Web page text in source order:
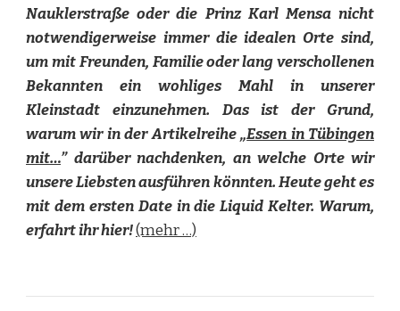
Nauklerstraße oder die Prinz Karl Mensa nicht
notwendigerweise immer die idealen Orte sind,
um mit Freunden, Familie oder lang verschollenen
Bekannten ein wohliges Mahl in unserer
Kleinstadt einzunehmen. Das ist der Grund,
warum wir in der Artikelreihe „Essen in Tübingen
mit…” darüber nachdenken, an welche Orte wir
unsere Liebsten ausführen könnten. Heute geht es
mit dem ersten Date in die Liquid Kelter. Warum,
erfahrt ihr hier!(mehr …)